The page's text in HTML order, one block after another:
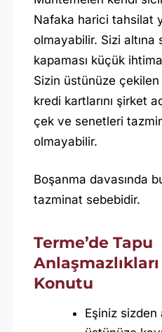
Nafaka harici tahsilat
olmayabilir. Sizi altına
kapaması küçük
Sizin üstünüze
kredi kartlarını şirket
çek ve senetleri
olmayabilir.
Boşanma davasında
tazminat sebebidir.
Terme’de Tapu
Konutu
Eşiniz sizden